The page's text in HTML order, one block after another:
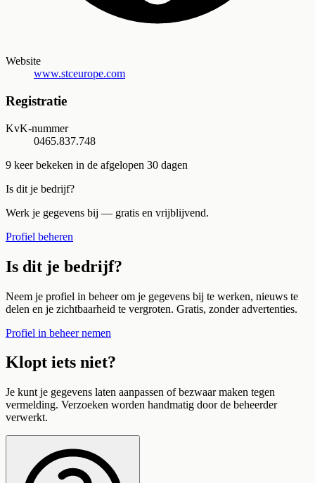
Website
www.stceurope.com
Registratie
KvK-nummer
0465.837.748
9 keer bekeken in de afgelopen 30 dagen
Is dit je bedrijf?
Werk je gegevens bij — gratis en vrijblijvend.
Profiel beheren
Is dit je bedrijf?
Neem je profiel in beheer om je gegevens bij te werken, nieuws te
delen en je zichtbaarheid te vergroten. Gratis, zonder advertenties.
Profiel in beheer nemen
Klopt iets niet?
Je kunt je gegevens laten aanpassen of bezwaar maken tegen
vermelding. Verzoeken worden handmatig door de beheerder
verwerkt.